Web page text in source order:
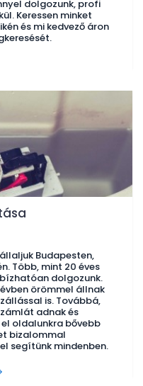
dolgozunk, profi
Keressen minket
és mi kedvező áron
Budapesten,
Több, mint 20 éves
dolgozunk.
örömmel állnak
is. Továbbá,
adnak és
oldalunkra bővebb
bizalommal
segítünk mindenben.